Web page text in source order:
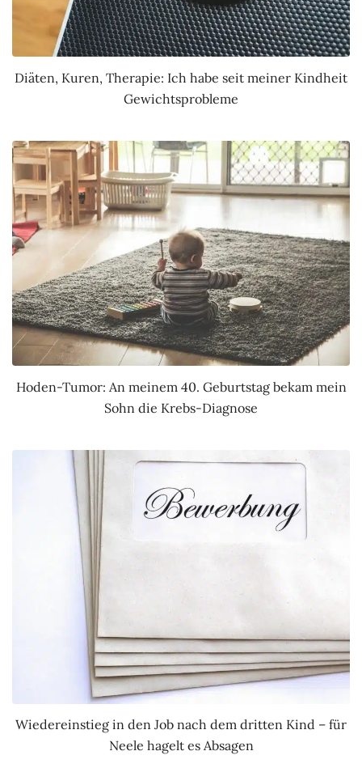
Diäten, Kuren, Therapie: Ich habe seit meiner Kindheit
Gewichtsprobleme
Hoden-Tumor: An meinem 40. Geburtstag bekam mein
Sohn die Krebs-Diagnose
Wiedereinstieg in den Job nach dem dritten Kind – für
Neele hagelt es Absagen